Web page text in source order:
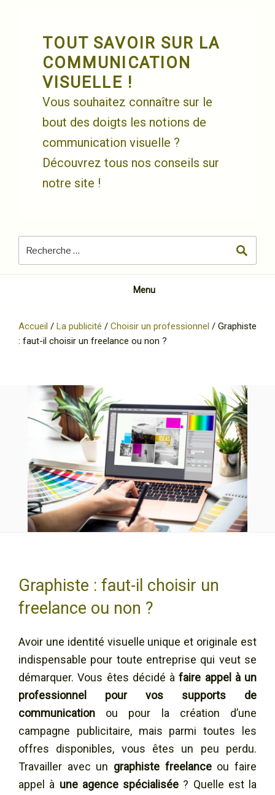
TOUT SAVOIR SUR LA
COMMUNICATION
VISUELLE !
Vous souhaitez connaître sur le
bout des doigts les notions de
communication visuelle ?
Découvrez tous nos conseils sur
notre site !
Menu
Accueil / La publicité / Choisir un professionnel / Graphiste
: faut-il choisir un freelance ou non ?
Graphiste : faut-il choisir un
freelance ou non ?
Avoir une identité visuelle unique et originale est
indispensable pour toute entreprise qui veut se
démarquer. Vous êtes décidé àfaire appel à un
professionnel pour vos supports de
communication ou pour la création d’une
campagne publicitaire, mais parmi toutes les
offres disponibles, vous êtes un peu perdu.
Travailler avec un graphiste freelanceou faire
appel à une agence spécialisée ? Quelle est la